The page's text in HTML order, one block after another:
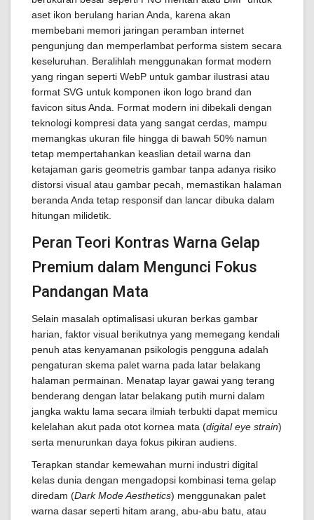
aset ikon berulang harian Anda, karena akan
membebani memori jaringan peramban internet
pengunjung dan memperlambat performa sistem secara
keseluruhan. Beralihlah menggunakan format modern
yang ringan seperti WebP untuk gambar ilustrasi atau
format SVG untuk komponen ikon logo brand dan
favicon situs Anda. Format modern ini dibekali dengan
teknologi kompresi data yang sangat cerdas, mampu
memangkas ukuran file hingga di bawah 50% namun
tetap mempertahankan keaslian detail warna dan
ketajaman garis geometris gambar tanpa adanya risiko
distorsi visual atau gambar pecah, memastikan halaman
beranda Anda tetap responsif dan lancar dibuka dalam
hitungan milidetik.
Peran Teori Kontras Warna Gelap
Premium dalam Mengunci Fokus
Pandangan Mata
Selain masalah optimalisasi ukuran berkas gambar
harian, faktor visual berikutnya yang memegang kendali
penuh atas kenyamanan psikologis pengguna adalah
pengaturan skema palet warna pada latar belakang
halaman permainan. Menatap layar gawai yang terang
benderang dengan latar belakang putih murni dalam
jangka waktu lama secara ilmiah terbukti dapat memicu
kelelahan akut pada otot kornea mata (digital eye strain)
serta menurunkan daya fokus pikiran audiens.
Terapkan standar kemewahan murni industri digital
kelas dunia dengan mengadopsi kombinasi tema gelap
diredam (Dark Mode Aesthetics) menggunakan palet
warna dasar seperti hitam arang, abu-abu batu, atau